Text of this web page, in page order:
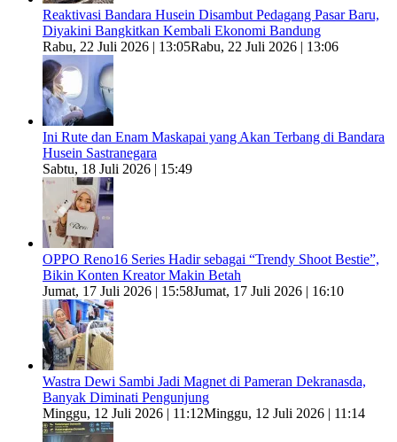
Reaktivasi Bandara Husein Disambut Pedagang Pasar Baru,
Diyakini Bangkitkan Kembali Ekonomi Bandung
Rabu, 22 Juli 2026 | 13:05Rabu, 22 Juli 2026 | 13:06
Ini Rute dan Enam Maskapai yang Akan Terbang di Bandara
Husein Sastranegara
Sabtu, 18 Juli 2026 | 15:49
OPPO Reno16 Series Hadir sebagai “Trendy Shoot Bestie”,
Bikin Konten Kreator Makin Betah
Jumat, 17 Juli 2026 | 15:58Jumat, 17 Juli 2026 | 16:10
Wastra Dewi Sambi Jadi Magnet di Pameran Dekranasda,
Banyak Diminati Pengunjung
Minggu, 12 Juli 2026 | 11:12Minggu, 12 Juli 2026 | 11:14